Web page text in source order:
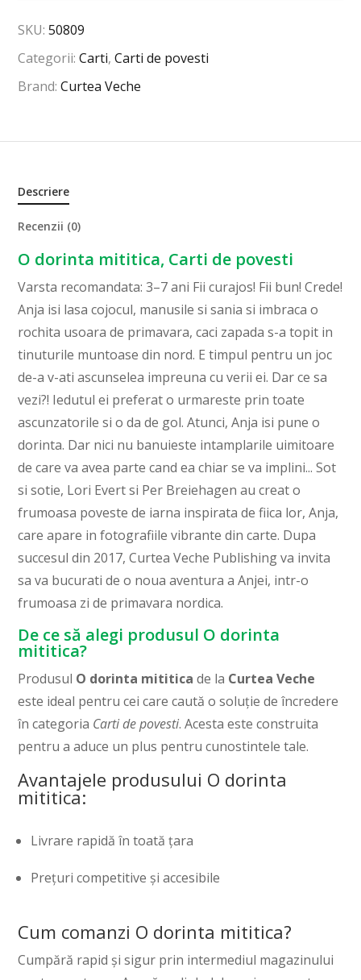
SKU:50809
Categorii:Carti,Carti de povesti
Brand:Curtea Veche
Descriere
Recenzii (0)
O dorinta mititica, Carti de povesti
Varsta recomandata: 3–7 ani Fii curajos! Fii bun! Crede!
Anja isi lasa cojocul, manusile si sania si imbraca o
rochita usoara de primavara, caci zapada s-a topit in
tinuturile muntoase din nord. E timpul pentru un joc
de-a v-ati ascunselea impreuna cu verii ei. Dar ce sa
vezi?! Iedutul ei preferat o urmareste prin toate
ascunzatorile si o da de gol. Atunci, Anja isi pune o
dorinta. Dar nici nu banuieste intamplarile uimitoare
de care va avea parte cand ea chiar se va implini... Sot
si sotie, Lori Evert si Per Breiehagen au creat o
frumoasa poveste de iarna inspirata de fiica lor, Anja,
care apare in fotografiile vibrante din carte. Dupa
succesul din 2017, Curtea Veche Publishing va invita
sa va bucurati de o noua aventura a Anjei, intr-o
frumoasa zi de primavara nordica.
De ce să alegi produsul O dorinta
mititica?
Produsul O dorinta mititica de la Curtea Veche
este ideal pentru cei care caută o soluție de încredere
în categoria Carti de povesti. Acesta este construita
pentru a aduce un plus pentru cunostintele tale.
Avantajele produsului O dorinta
mititica:
Livrare rapidă în toată țara
Prețuri competitive și accesibile
Cum comanzi O dorinta mititica?
Cumpără rapid și sigur prin intermediul magazinului